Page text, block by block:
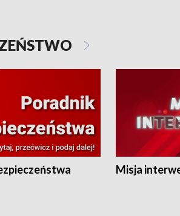
Misja